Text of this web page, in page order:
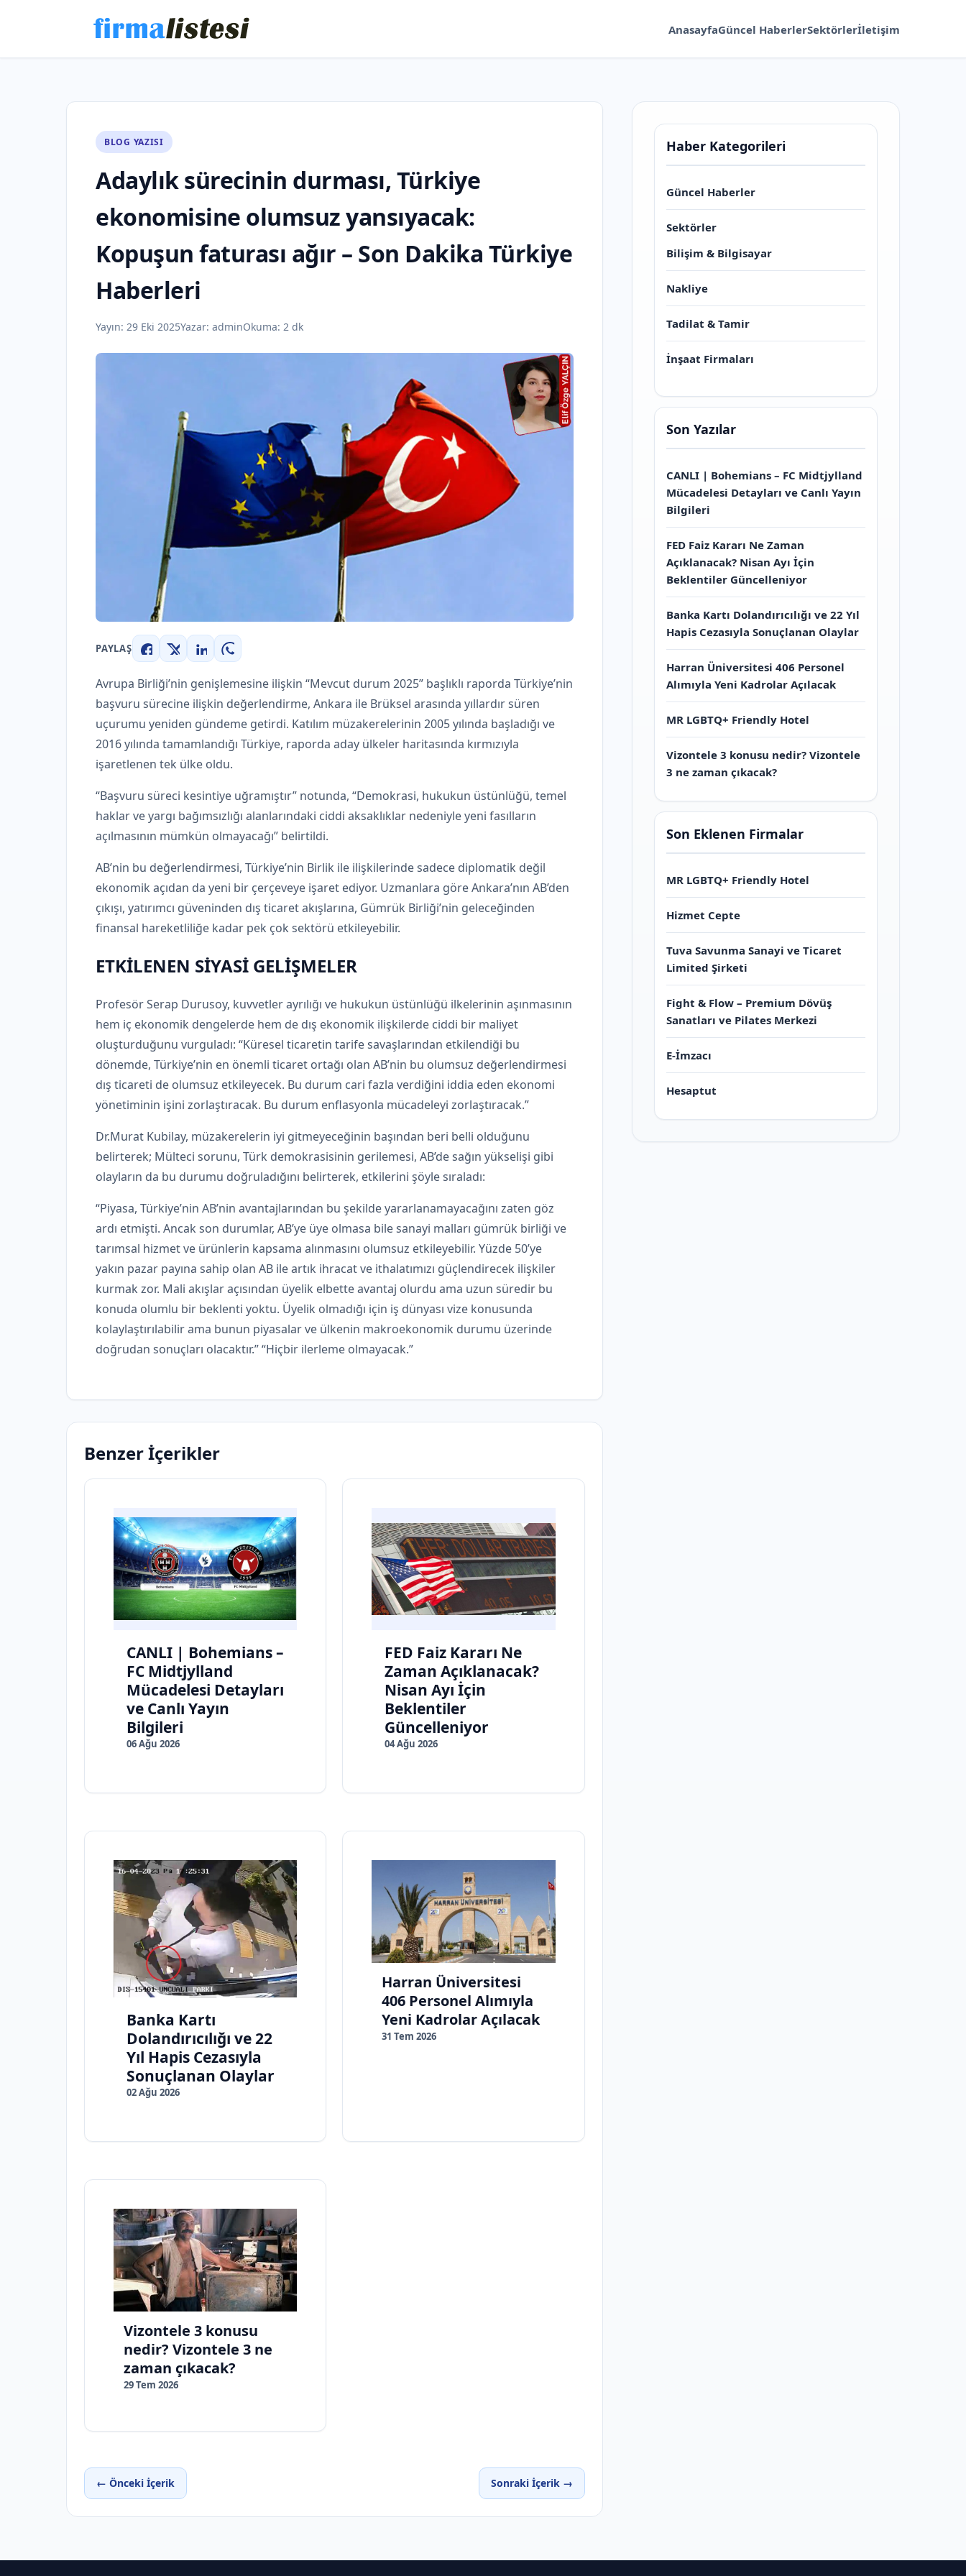
AnasayfaGüncel HaberlerSektörlerİletişim
BLOG YAZISI
Adaylık sürecinin durması, Türkiye
ekonomisine olumsuz yansıyacak:
Kopuşun faturası ağır – Son Dakika Türkiye
Haberleri
Yayın: 29 Eki 2025Yazar: adminOkuma: 2 dk
PAYLAŞ
Facebook
X LinkedInWhatsApp
Avrupa Birliği’nin genişlemesine ilişkin “Mevcut durum 2025” başlıklı raporda Türkiye’nin
başvuru sürecine ilişkin değerlendirme, Ankara ile Brüksel arasında yıllardır süren
uçurumu yeniden gündeme getirdi. Katılım müzakerelerinin 2005 yılında başladığı ve
2016 yılında tamamlandığı Türkiye, raporda aday ülkeler haritasında kırmızıyla
işaretlenen tek ülke oldu.
“Başvuru süreci kesintiye uğramıştır” notunda, “Demokrasi, hukukun üstünlüğü, temel
haklar ve yargı bağımsızlığı alanlarındaki ciddi aksaklıklar nedeniyle yeni fasılların
açılmasının mümkün olmayacağı” belirtildi.
AB’nin bu değerlendirmesi, Türkiye’nin Birlik ile ilişkilerinde sadece diplomatik değil
ekonomik açıdan da yeni bir çerçeveye işaret ediyor. Uzmanlara göre Ankara’nın AB’den
çıkışı, yatırımcı güveninden dış ticaret akışlarına, Gümrük Birliği’nin geleceğinden
finansal hareketliliğe kadar pek çok sektörü etkileyebilir.
ETKİLENEN SİYASİ GELİŞMELER
Profesör Serap Durusoy, kuvvetler ayrılığı ve hukukun üstünlüğü ilkelerinin aşınmasının
hem iç ekonomik dengelerde hem de dış ekonomik ilişkilerde ciddi bir maliyet
oluşturduğunu vurguladı: “Küresel ticaretin tarife savaşlarından etkilendiği bu
dönemde, Türkiye’nin en önemli ticaret ortağı olan AB’nin bu olumsuz değerlendirmesi
dış ticareti de olumsuz etkileyecek. Bu durum cari fazla verdiğini iddia eden ekonomi
yönetiminin işini zorlaştıracak. Bu durum enflasyonla mücadeleyi zorlaştıracak.”
Dr.Murat Kubilay, müzakerelerin iyi gitmeyeceğinin başından beri belli olduğunu
belirterek; Mülteci sorunu, Türk demokrasisinin gerilemesi, AB’de sağın yükselişi gibi
olayların da bu durumu doğruladığını belirterek, etkilerini şöyle sıraladı:
“Piyasa, Türkiye’nin AB’nin avantajlarından bu şekilde yararlanamayacağını zaten göz
ardı etmişti. Ancak son durumlar, AB’ye üye olmasa bile sanayi malları gümrük birliği ve
tarımsal hizmet ve ürünlerin kapsama alınmasını olumsuz etkileyebilir. Yüzde 50’ye
yakın pazar payına sahip olan AB ile artık ihracat ve ithalatımızı güçlendirecek ilişkiler
kurmak zor. Mali akışlar açısından üyelik elbette avantaj olurdu ama uzun süredir bu
konuda olumlu bir beklenti yoktu. Üyelik olmadığı için iş dünyası vize konusunda
kolaylaştırılabilir ama bunun piyasalar ve ülkenin makroekonomik durumu üzerinde
doğrudan sonuçları olacaktır.” “Hiçbir ilerleme olmayacak.”
Benzer İçerikler
CANLI | Bohemians –
FC Midtjylland
Mücadelesi Detayları
ve Canlı Yayın
Bilgileri
06 Ağu 2026
FED Faiz Kararı Ne
Zaman Açıklanacak?
Nisan Ayı İçin
Beklentiler
Güncelleniyor
04 Ağu 2026
Banka Kartı
Dolandırıcılığı ve 22
Yıl Hapis Cezasıyla
Sonuçlanan Olaylar
02 Ağu 2026
Harran Üniversitesi
406 Personel Alımıyla
Yeni Kadrolar Açılacak
31 Tem 2026
Vizontele 3 konusu
nedir? Vizontele 3 ne
zaman çıkacak?
29 Tem 2026
← Önceki İçerik Sonraki İçerik →
Haber Kategorileri
Güncel Haberler
Sektörler
Bilişim & Bilgisayar
Nakliye
Tadilat & Tamir
İnşaat Firmaları
Son Yazılar
CANLI | Bohemians – FC Midtjylland
Mücadelesi Detayları ve Canlı Yayın
Bilgileri
FED Faiz Kararı Ne Zaman
Açıklanacak? Nisan Ayı İçin
Beklentiler Güncelleniyor
Banka Kartı Dolandırıcılığı ve 22 Yıl
Hapis Cezasıyla Sonuçlanan Olaylar
Harran Üniversitesi 406 Personel
Alımıyla Yeni Kadrolar Açılacak
MR LGBTQ+ Friendly Hotel
Vizontele 3 konusu nedir? Vizontele
3 ne zaman çıkacak?
Son Eklenen Firmalar
MR LGBTQ+ Friendly Hotel
Hizmet Cepte
Tuva Savunma Sanayi ve Ticaret
Limited Şirketi
Fight & Flow – Premium Dövüş
Sanatları ve Pilates Merkezi
E-İmzacı
Hesaptut